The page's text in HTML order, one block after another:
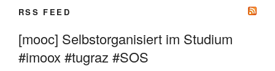
RSS FEED
[mooc] Selbstorganisiert im Studium
#imoox #tugraz #SOS